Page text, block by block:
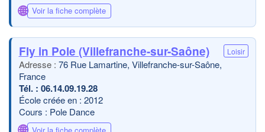
🌐 Voir la fiche complète
Fly in Pole (Villefranche-sur-Saône) Loisir
76 Rue Lamartine, Villefranche-sur-Saône,
France
06.14.09.19.28
École créée en : 2012
Cours : Pole Dance
Voir la fiche complète